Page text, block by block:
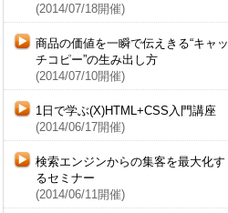
(2014/07/18開催)
商品の価値を一瞬で伝えきる“キャッ
チコピー”の生み出し方
(2014/07/10開催)
1日で学ぶ(X)HTML+CSS入門講座
(2014/06/17開催)
検索エンジンからの集客を最大化す
るセミナー
(2014/06/11開催)